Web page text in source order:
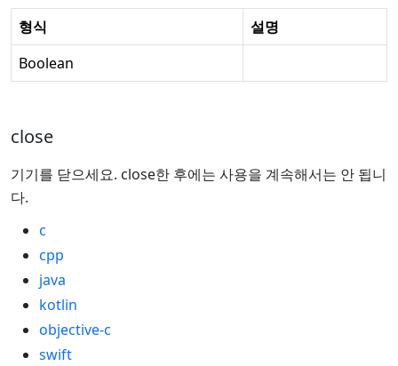
형식
설명
Boolean
close
기기를 닫으세요. close한 후에는 사용을 계속해서는 안 됩니
다.
c
cpp
java
kotlin
objective-c
swift